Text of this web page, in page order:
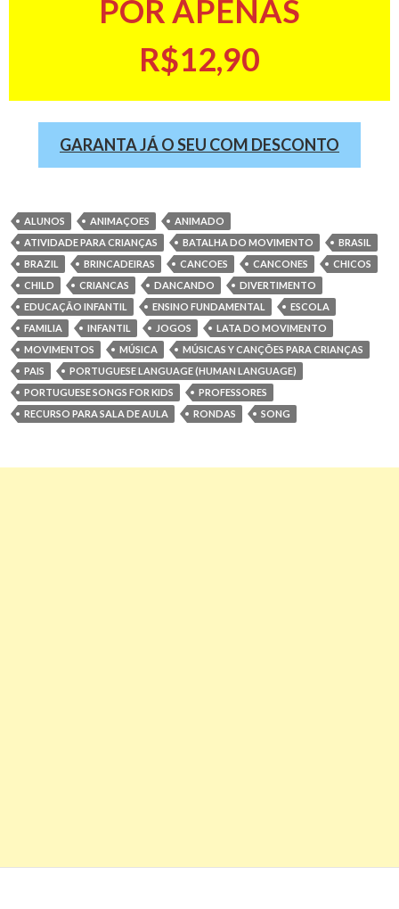
POR APENAS
R$12,90
GARANTA JÁ O SEU COM DESCONTO
ALUNOS ANIMAÇOES
ANIMADO
ATIVIDADE PARA CRIANÇAS
BATALHA DO MOVIMENTO
BRASIL
BRAZIL
BRINCADEIRAS CANCOES CANCONES
CHICOS
CHILD
CRIANCAS DANCANDO
DIVERTIMENTO
EDUCAÇÃO INFANTIL
ENSINO FUNDAMENTAL
ESCOLA
FAMILIA
INFANTIL JOGOS
LATA DO MOVIMENTO
MOVIMENTOS
MÚSICA
MÚSICAS Y CANÇÕES PARA CRIANÇAS
PAIS
PORTUGUESE LANGUAGE (HUMAN LANGUAGE)
PORTUGUESE SONGS FOR KIDS
PROFESSORES
RECURSO PARA SALA DE AULA
RONDAS SONG